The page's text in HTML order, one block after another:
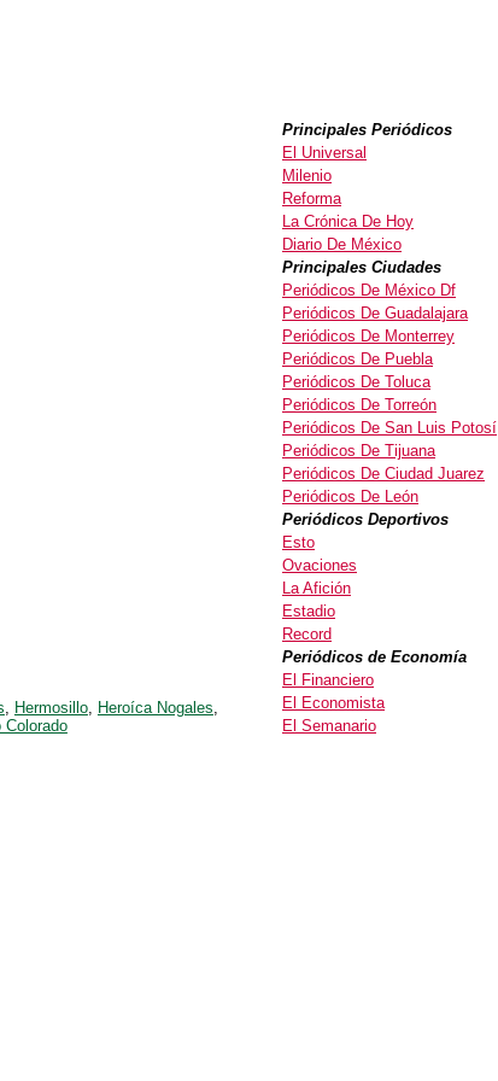
, Hermosillo, Heroíca Nogales,
Principales Periódicos
El Universal
Milenio
Reforma
La Crónica De Hoy
Diario De México
Principales Ciudades
Periódicos De México Df
Periódicos De Guadalajara
Periódicos De Monterrey
Periódicos De Puebla
Periódicos De Toluca
Periódicos De Torreón
Periódicos De San Luis Potosí
Periódicos De Tijuana
Periódicos De Ciudad Juarez
Periódicos De León
Periódicos Deportivos
Esto
Ovaciones
La Afición
Estadio
Record
Periódicos de Economía
El Financiero
El Economista
El Semanario